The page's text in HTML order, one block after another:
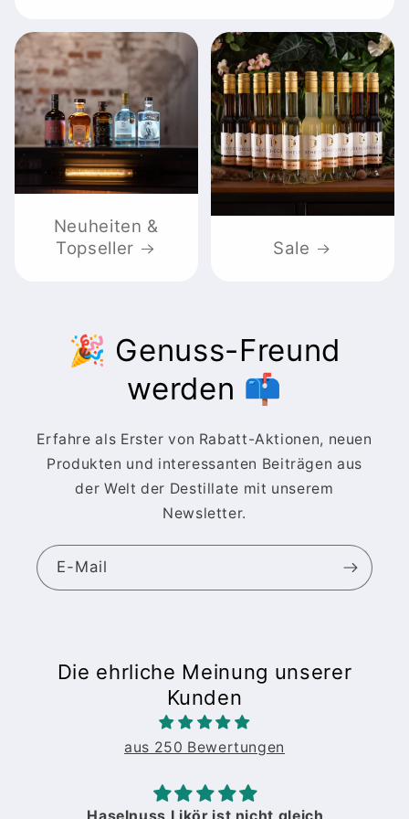
Neuheiten &
Topseller
Sale
🎉 Genuss-Freund
werden 📫
Erfahre als Erster von Rabatt-Aktionen, neuen
Produkten und interessanten Beiträgen aus
der Welt der Destillate mit unserem
Newsletter.
E-Mail
Die ehrliche Meinung unserer
Kunden
aus 250 Bewertungen
Haselnuss Likör ist nicht gleich